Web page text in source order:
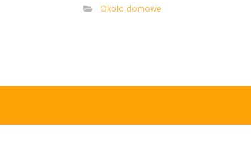
Około domowe